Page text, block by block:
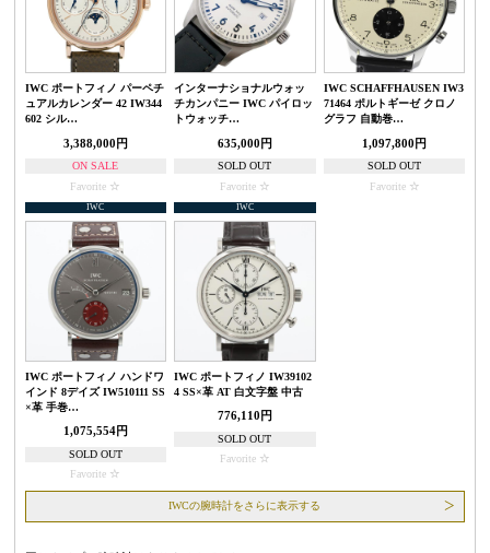
IWC ポートフィノ パーペチ
ュアルカレンダー 42 IW344
602 シル…
3,388,000円
ON SALE
Favorite
インターナショナルウォッ
チカンパニー IWC パイロッ
トウォッチ…
635,000円
SOLD OUT
Favorite
IWC SCHAFFHAUSEN IW3
71464 ポルトギーゼ クロノ
グラフ 自動巻…
1,097,800円
SOLD OUT
Favorite
IWC
IWC ポートフィノ ハンドワ
インド 8デイズ IW510111 SS
×革 手巻…
1,075,554円
SOLD OUT
Favorite
IWC
IWC ポートフィノ IW39102
4 SS×革 AT 白文字盤 中古
776,110円
SOLD OUT
Favorite
IWCの腕時計をさらに表示する